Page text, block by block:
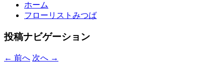
ホーム
フローリストみつば
投稿ナビゲーション
← 前へ 次へ →